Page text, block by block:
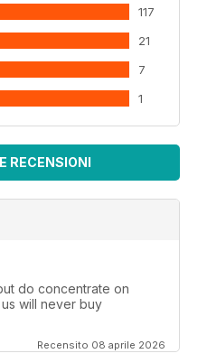
117
21
7
1
RECENSIONI
do concentrate on
will never buy
Recensito 08 aprile 2026